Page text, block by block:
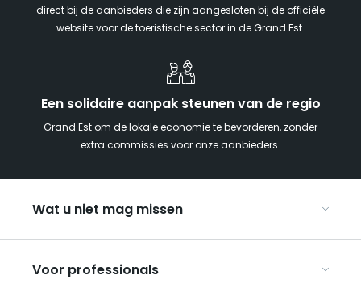
direct bij de aanbieders die zijn aangesloten bij de officiële
website voor de toeristische sector in de Grand Est.
Een solidaire aanpak steunen van de regio
Grand Est om de lokale economie te bevorderen, zonder
extra commissies voor onze aanbieders.
Wat u niet mag missen
Met z’n tweeën
Voor professionals